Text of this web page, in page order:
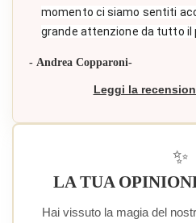
momento ci siamo sentiti
grande attenzione da tutto il
- Andrea Copparoni-
Leggi la
✨
LA TUA
Hai vissuto la magia del